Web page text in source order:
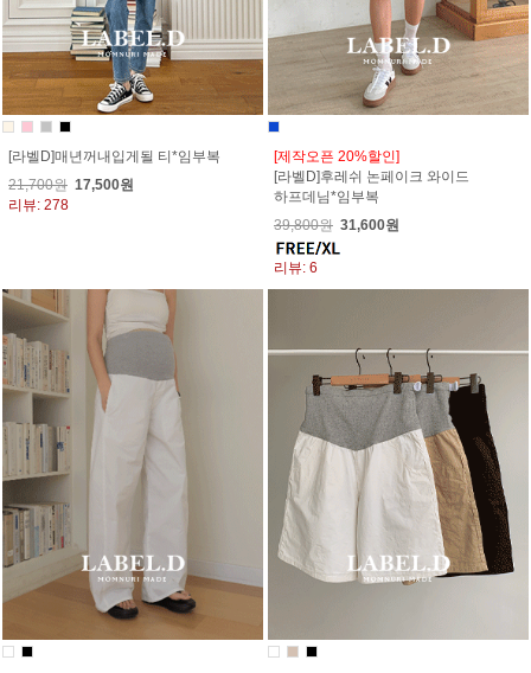
[라벨D]매년꺼내입게될 티*임부복
21,700원 17,500원
리뷰: 278
[제작오픈 20%할인]
[라벨D]후레쉬 논페이크 와이드
하프데님*임부복
39,800원 31,600원
리뷰: 6